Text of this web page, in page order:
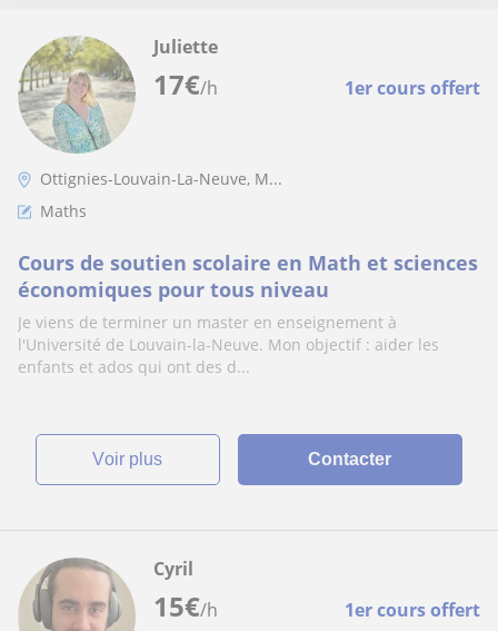
17€/h 1er cours offert
Juliette
Ottignies-Louvain-La-Neuve, M...
Maths
Cours de soutien scolaire en Math et sciences
économiques pour tous niveau
Je viens de terminer un master en enseignement à
l'Université de Louvain-la-Neuve. Mon objectif : aider les
enfants et ados qui ont des d...
voir plus Contacter
15€/h 1er cours offert
Cyril